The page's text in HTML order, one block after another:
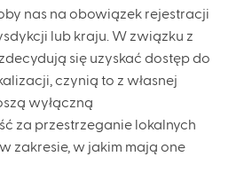
nas na obowiązek rejestracji
lub kraju. W związku z
się uzyskać dostęp do
czynią to z własnej
wyłączną
za przestrzeganie lokalnych
zakresie, w jakim mają one